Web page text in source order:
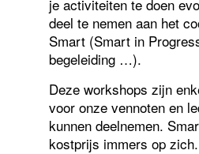
je activiteiten te doen
deel te nemen aan het
Smart (Smart in
begeleiding …).
Deze workshops zijn
voor onze vennoten en
kunnen deelnemen.
kostprijs immers op zich.